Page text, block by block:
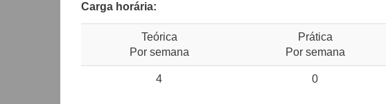
Carga horária:
Teórica
Por semana
Prática
Por semana
4 0